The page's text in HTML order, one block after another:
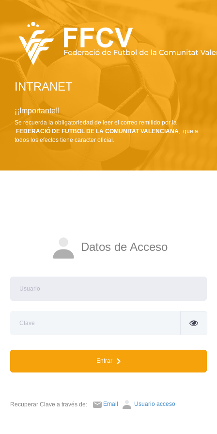
INTRANET
¡¡Importante!!
Se recuerda la obligatoriedad de leer el correo remitido por la
FEDERACIÓ DE FUTBOL DE LA COMUNITAT VALENCIANA, que a
todos los efectos tiene caracter oficial.
Datos de Acceso
Entrar
Recuperar Clave a través de: Email Usuario acceso